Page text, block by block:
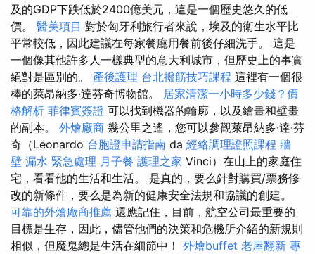
及的GDP下跌低於2400億美元，這是一個歷史悠久的低
價。 醫美項目 對於匈牙利旅行者來說，埃及的衛生水平比
平常較低，因此建議在每家餐廳用餐前後仔細洗手。 這是
一個像其他許多人一樣典型的意大利城市，但歷史上的事實
絕對是區別的。 產後護理 台北撥筋技巧課程 這裡有一個很
棒的萊昂納多·達芬奇博物館。 居家清潔一小時多少錢？價
格解析 菲律賓簽證 可以找到機器的輪廓，以及繪畫和壁畫
的副本。 外燴廠商 幾公里之遙，您可以參觀萊昂納多·達·芬
奇（Leonardo 台胞證申請指南 da 經絡調理證照課程 牆
壁 漏水 緊急處理 月子餐 護理之家 Vinci）在山上的家庭住
宅，看看他的生活和生活。 是真的，要么針對購買/票務修
改的新條件，要么是為新的健康安全法規和協議的創建。
可靠的外燴廠商推薦 還應記住，目前，航空公司最重要的
目標是生存，因此，儘管他們的決策和危機所介紹的新規則
相似，但魔鬼總是生活在細節中！ 外燴buffet 老屋翻新 專